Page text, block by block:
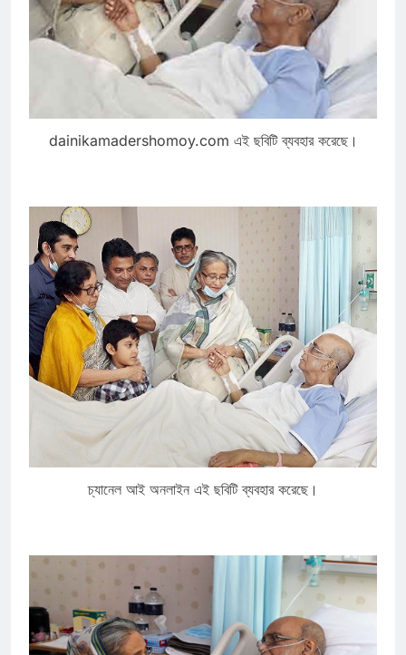
dainikamadershomoy.com এই ছবিটি ব্যবহার করেছে।
চ্যানেল আই অনলাইন এই ছবিটি ব্যবহার করেছে।